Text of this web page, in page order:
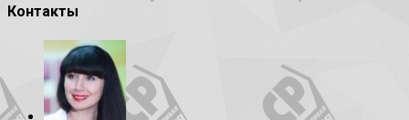
Контакты